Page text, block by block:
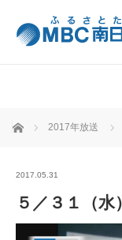
ホーム 2017年放送
2017.05.31
５／３１（